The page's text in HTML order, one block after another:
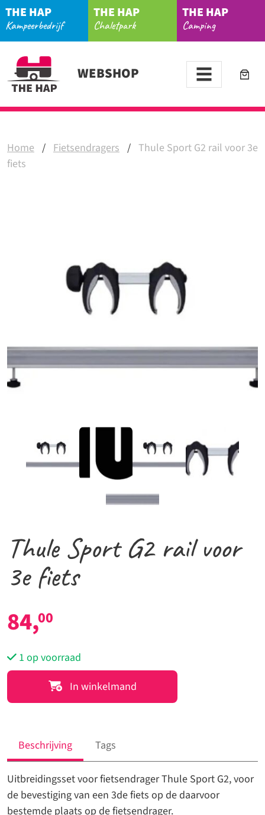
THE HAP
Kampeerbedrijf
THE HAP
Chaletpark
THE HAP
Camping
WEBSHOP
Home / Fietsendragers / Thule Sport G2 rail voor 3e
fiets
Thule Sport G2 rail voor
3e fiets
84,00
1 op voorraad
Thule
voor
3e
fiets
aantal
In winkelmand
Beschrijving Tags
Uitbreidingsset voor fietsendrager Thule Sport G2, voor
de bevestiging van een 3de fiets op de daarvoor
bestemde plaats op de fietsendrager.